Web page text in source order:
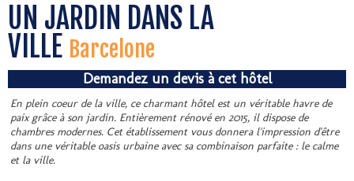
UN JARDIN DANS LA
VILLE Barcelone
Demandez un devis à cet hôtel
En plein coeur de la ville, ce charmant hôtel est un véritable havre de
paix grâce à son jardin. Entièrement rénové en 2015, il dispose de
chambres modernes. Cet établissement vous donnera l'impression d'être
dans une véritable oasis urbaine avec sa combinaison parfaite : le calme
et la ville.